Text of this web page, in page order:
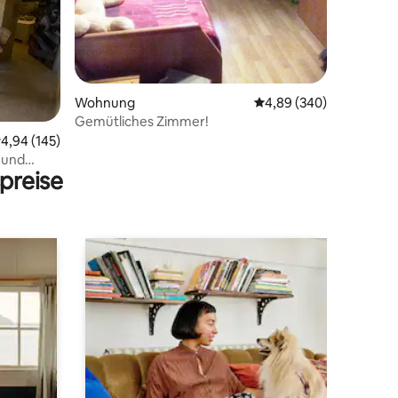
Bewertungen
Bewertung: 4,94 von 5, 145 Bewertungen
4,94 (145)
Wohnung Durchschnittliche
4,89 (340)
Gemütliches Zimmer!